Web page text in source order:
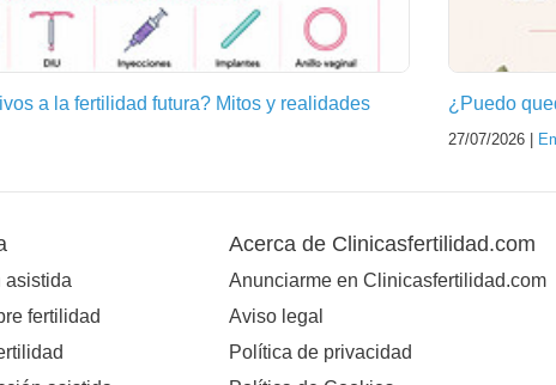
a la fertilidad futura? Mitos y realidades ¿Puedo
27/07/2026 |
asistida
fertilidad
Acerca de Clinicasfertilidad.com
Anunciarme en Clinicasfertilidad.com
Aviso legal
Política de privacidad